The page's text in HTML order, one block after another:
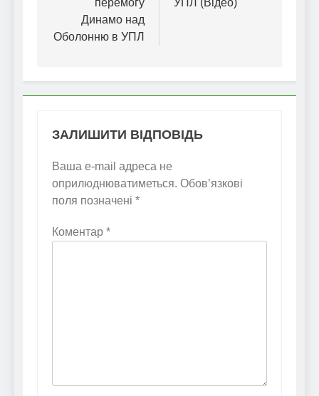
перемогу
Динамо над
Оболонню в УПЛ
УПЛ (Відео)
ЗАЛИШИТИ ВІДПОВІДЬ
Ваша e-mail адреса не
оприлюднюватиметься. Обов’язкові
поля позначені *
Коментар *